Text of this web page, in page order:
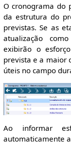
O cronograma do
da estrutura do
previstas. Se as
atualização
exibirão o
prevista e a maior
úteis no campo
Ao informar
automaticamente